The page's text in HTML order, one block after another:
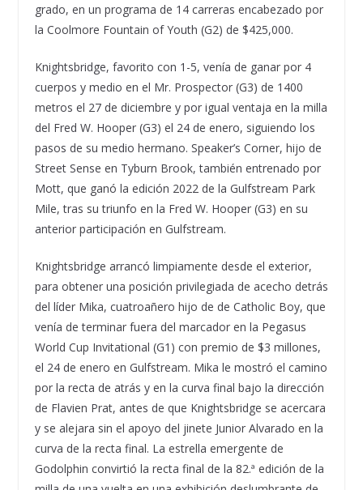
grado, en un programa de 14 carreras encabezado por
la Coolmore Fountain of Youth (G2) de $425,000.
Knightsbridge, favorito con 1-5, venía de ganar por 4
cuerpos y medio en el Mr. Prospector (G3) de 1400
metros el 27 de diciembre y por igual ventaja en la milla
del Fred W. Hooper (G3) el 24 de enero, siguiendo los
pasos de su medio hermano. Speaker’s Corner, hijo de
Street Sense en Tyburn Brook, también entrenado por
Mott, que ganó la edición 2022 de la Gulfstream Park
Mile, tras su triunfo en la Fred W. Hooper (G3) en su
anterior participación en Gulfstream.
Knightsbridge arrancó limpiamente desde el exterior,
para obtener una posición privilegiada de acecho detrás
del líder Mika, cuatroañero hijo de de Catholic Boy, que
venía de terminar fuera del marcador en la Pegasus
World Cup Invitational (G1) con premio de $3 millones,
el 24 de enero en Gulfstream. Mika le mostró el camino
por la recta de atrás y en la curva final bajo la dirección
de Flavien Prat, antes de que Knightsbridge se acercara
y se alejara sin el apoyo del jinete Junior Alvarado en la
curva de la recta final. La estrella emergente de
Godolphin convirtió la recta final de la 82.ª edición de la